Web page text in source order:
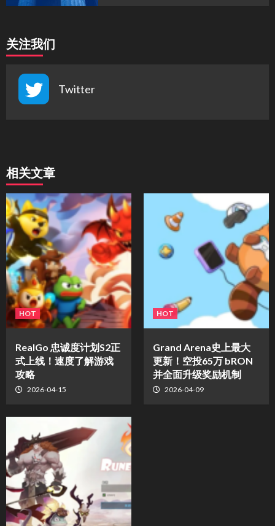
关注我们
Twitter
相关文章
HOT
​RealGo 忠诚度计划S2正
式上线！速度了解游戏
攻略
2026-04-15
HOT
Grand Arena史上最大
更新！空投65万 bRON
并全面升级奖励机制
2026-04-09